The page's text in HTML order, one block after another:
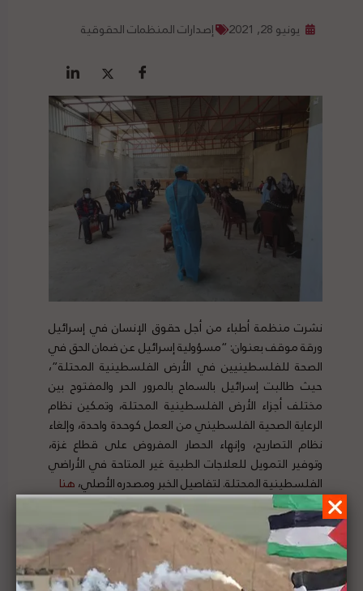
يونيو 28, 2021 إصدارات المنظمات الحقوقية
نشرت منظمة أطباء من أجل حقوق الإنسان في إسرائيل
ورقة موقف بعنوان: “مسؤولية إسرائيل عن ضمان الحق في
الصحة للفلسطينيين في الأرض الفلسطينية المحتلة”،
حيث طالبت إسرائيل بالسماح بالمرور الحر والمفتوح بين
مختلف أجزاء الأرض الفلسطينية المحتلة، وتمكين نظام
الرعاية الصحية الفلسطيني من العمل كوحدة واحدة، وإلغاء
نظام التصاريح، وإنهاء الحصار المفروض على قطاع غزة،
وتوفير التمويل للعلاجات الطبية غير المتاحة في الأراضي
الفلسطينية المحتلة. لتفاصيل الخبر ومصدره الأصلي،هنا
الأمين العام للأمم المتحدة يؤكد أمام مجلس الأمن أنه